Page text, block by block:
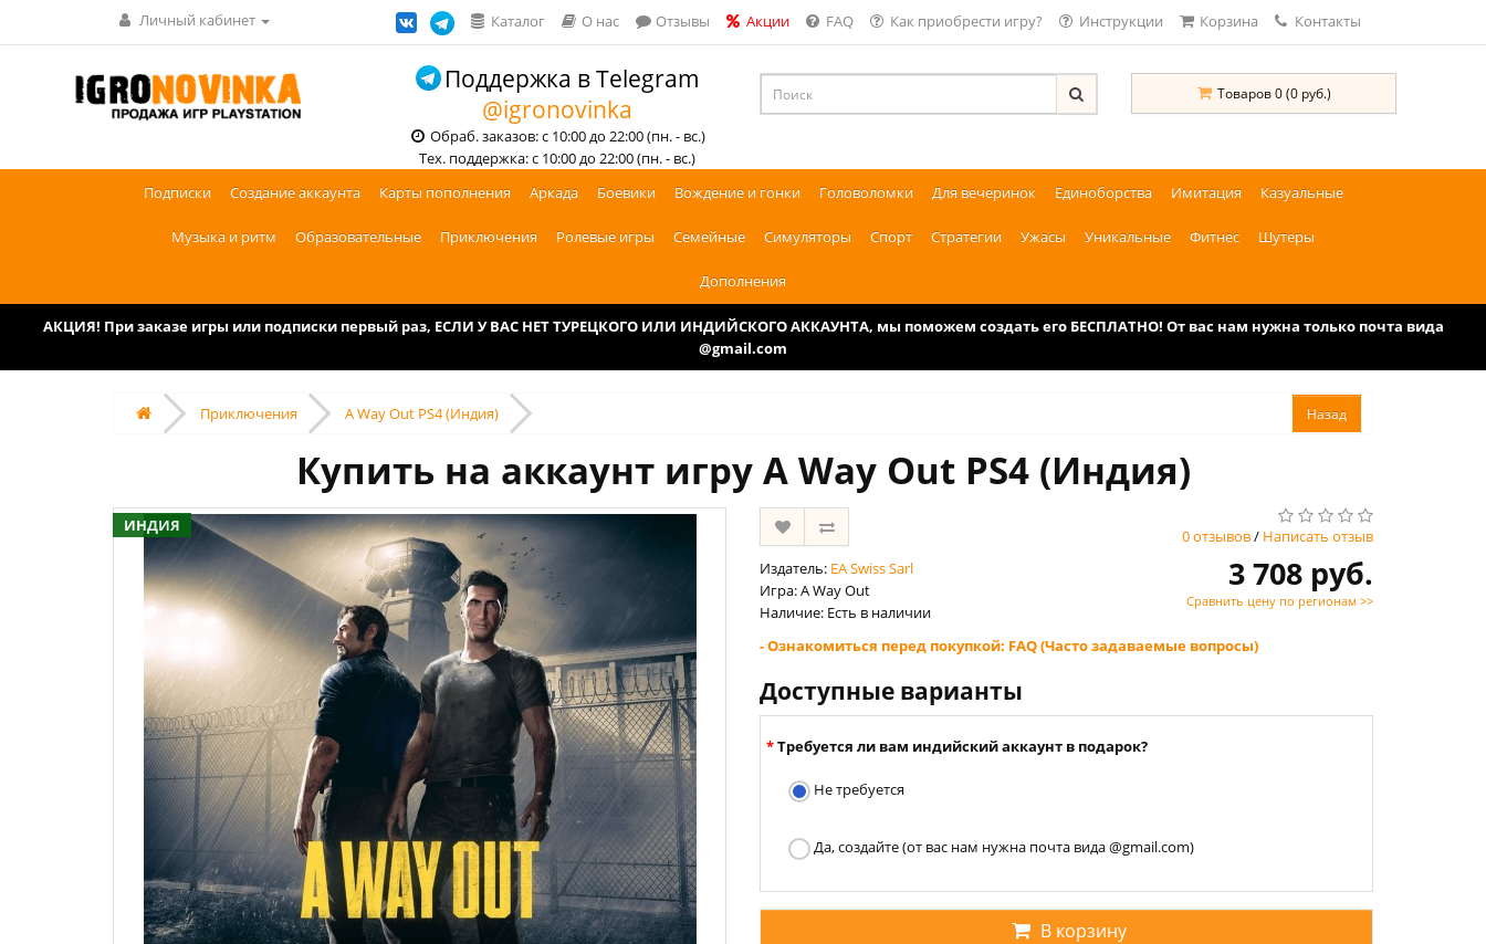
Личный кабинет Каталог О нас Отзывы Акции FAQ Как приобрести игру? Инструкции Корзина Контакты
Поддержка в Telegram
@igronovinka
Обраб. заказов: с 10:00 до 22:00 (пн. - вс.)
Тех. поддержка: с 10:00 до 22:00 (пн. - вс.)
Товаров 0 (0 руб.)
Подписки Создание аккаунта Карты пополнения Аркада Боевики Вождение и гонки Головоломки Для вечеринок Единоборства Имитация Казуальные
Музыка и ритм Образовательные Приключения Ролевые игры Семейные Симуляторы Спорт Стратегии Ужасы Уникальные Фитнес Шутеры
Дополнения
АКЦИЯ! При заказе игры или подписки первый раз, ЕСЛИ У ВАС НЕТ ТУРЕЦКОГО ИЛИ ИНДИЙСКОГО АККАУНТА, мы поможем создать его БЕСПЛАТНО! От вас нам нужна только почта вида
@gmail.com
Приключения A Way Out PS4 (Индия)
Купить на аккаунт игру A Way Out PS4 (Индия)
ИНДИЯ
0 отзывов/ Написать отзыв
Издатель: EA Swiss Sarl
Игра: A Way Out
Наличие: Есть в наличии
3 708 руб.
Сравнить цену по регионам >>
- Ознакомиться перед покупкой: FAQ (Часто задаваемые вопросы)
Доступные варианты
Требуется ли вам индийский аккаунт в подарок?
Не требуется
Да, создайте (от вас нам нужна почта вида @gmail.com)
В корзину